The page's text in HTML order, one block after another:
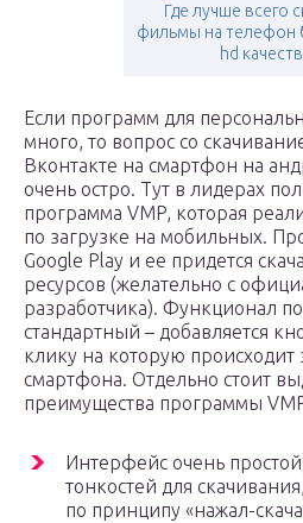
Где лучше всего
фильмы на телефон
hd
Если программ для
много, то вопрос со
Вконтакте на смартфон на
очень остро. Тут в лидерах
программа VMP, которая
по загрузке на мобильных.
Google Play и ее придется
ресурсов (желательно с
разработчика). Функционал
стандартный – добавляется
клику на которую происходит
смартфона. Отдельно стоит
преимущества программы
Интерфейс очень
тонкостей для
по принципу «нажал-